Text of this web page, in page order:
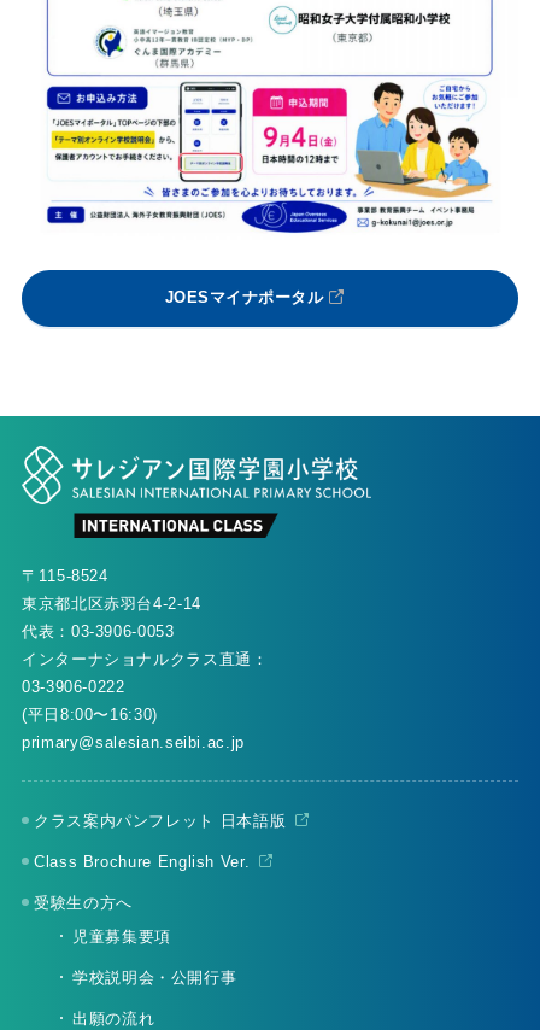
JOESマイナポータル
〒115-8524
東京都北区赤羽台4-2-14
代表： 03-3906-0053
インターナショナルクラス直通：
03-3906-0222
(平日8:00〜16:30)
primary@salesian.seibi.ac.jp
クラス案内パンフレット 日本語版
Class Brochure English Ver.
受験生の方へ
児童募集要項
学校説明会・公開行事
出願の流れ